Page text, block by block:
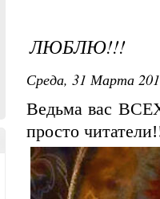
ЛЮБЛЮ!!!
Среда, 31 Марта
Ведьма вас
просто